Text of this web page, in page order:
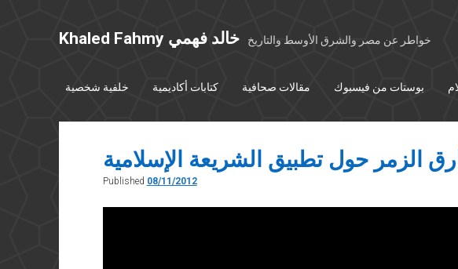
Khaled Fahmy خالد فهمي خواطر عن مصر والشرق الأوسط والتاريخ
خلفية شخصية كتابات أكاديمية مقالات صحافية بوستات من فيسبوك
الزمر حول تطبيق الشريعة الإسلامية
Published 08/11/2012